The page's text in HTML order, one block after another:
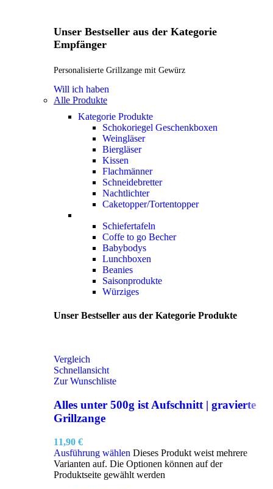
Unser Bestseller aus der Kategorie
Empfänger
Personalisierte Grillzange mit Gewürz
Will ich haben
Alle Produkte
Kategorie Produkte
Schokoriegel Geschenkboxen
Weingläser
Biergläser
Kissen
Flachmänner
Schneidebretter
Nachtlichter
Caketopper/Tortentopper
Schiefertafeln
Coffe to go Becher
Babybodys
Lunchboxen
Beanies
Saisonprodukte
Würziges
Unser Bestseller aus der Kategorie Produkte
Vergleich
Schnellansicht
Zur Wunschliste
Alles unter 500g ist Aufschnitt | gravierte
Grillzange
11,90 €
Ausführung wählen Dieses Produkt weist mehrere
Varianten auf. Die Optionen können auf der
Produktseite gewählt werden